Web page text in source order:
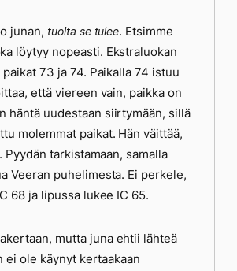
junan, tuolta se tulee. Etsimme
löytyy nopeasti. Ekstraluokan
73 ja 74. Paikalla 74 istuu
että viereen vain, paikka on
häntä uudestaan siirtymään, sillä
molemmat paikat. Hän väittää,
Pyydän tarkistamaan, samalla
Veeran puhelimesta. Ei perkele,
68 ja lipussa lukee IC 65.
mutta juna ehtii lähteä
ei ole käynyt kertaakaan